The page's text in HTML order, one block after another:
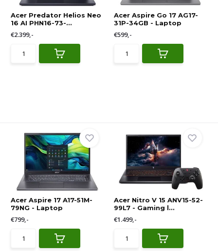
Acer Predator Helios Neo
16 AI PHN16-73-...
€2.399,-
Acer Aspire Go 17 AG17-
31P-34GB - Laptop
€599,-
Acer Aspire 17 A17-51M-
79NG - Laptop
€799,-
Acer Nitro V 15 ANV15-52-
99L7 - Gaming l...
€1.499,-